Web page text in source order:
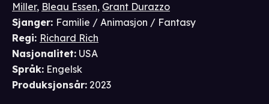
Miller, Bleau Essen, Grant Durazzo
Sjanger: Familie / Animasjon / Fantasy
Regi: Richard Rich
Nasjonalitet: USA
Språk: Engelsk
Produksjonsår: 2023